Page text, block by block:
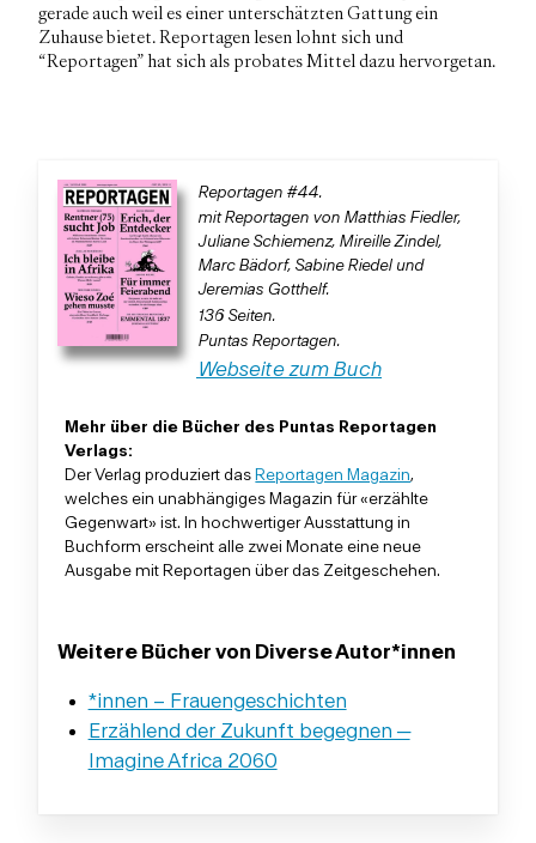
gerade auch weil es einer unterschätzten Gattung ein
Zuhause bietet. Reportagen lesen lohnt sich und
“Reportagen” hat sich als probates Mittel dazu hervorgetan.
Reportagen #44.
mit Reportagen von Matthias Fiedler,
Juliane Schiemenz, Mireille Zindel,
Marc Bädorf, Sabine Riedel und
Jeremias Gotthelf.
136 Seiten.
Puntas Reportagen.
Webseite zum Buch
Weitere Bücher von Diverse Autor*innen
*innen – Frauengeschichten
Erzählend der Zukunft begegnen ─
Imagine Africa 2060
Mehr über die Bücher des Puntas Reportagen
Verlags:
Der Verlag produziert das Reportagen Magazin,
welches ein unabhängiges Magazin für «erzählte
Gegenwart» ist. In hochwertiger Ausstattung in
Buchform erscheint alle zwei Monate eine neue
Ausgabe mit Reportagen über das Zeitgeschehen.